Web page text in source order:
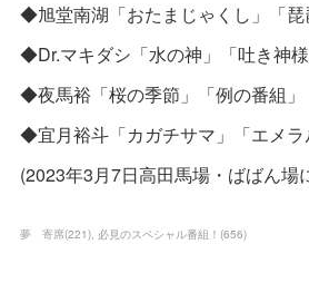
◆旭堂南湖「おたまじゃくし」「琵
◆Dr.マキダシ「水の神」「吐き神様
◆夜馬裕「桜の季節」「例の番組」
◆宜月裕斗「カガチサマ」「エメラ
(2023年3月7日高田馬場・ばばん場
夢 寄席(221) 必見のスペシャル番組！ (656)